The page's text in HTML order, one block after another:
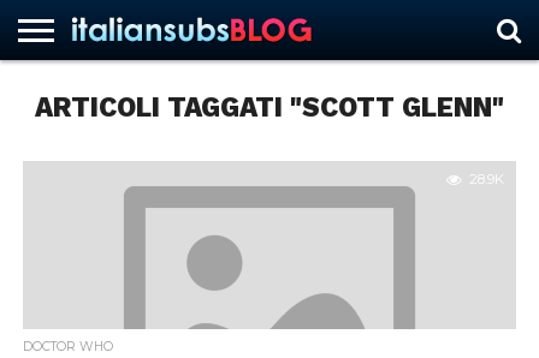
NEWS
ASCOLTI
RECENSIONI
INTERVISTE
CURIOSITÀ
CHI
CONTATTACI
FORUM
ITALIANSUBS
ARTICOLI TAGGATI "SCOTT GLENN"
28.9K
DOCTOR WHO